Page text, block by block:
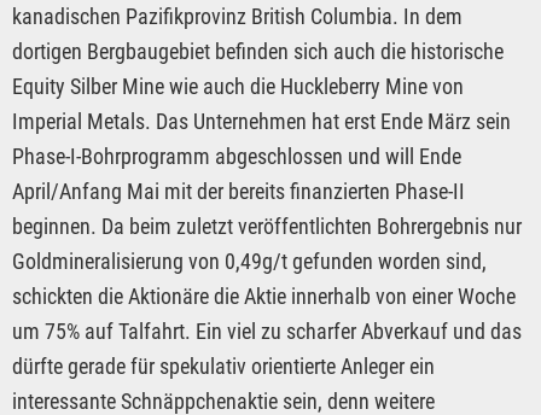
kanadischen Pazifikprovinz British Columbia. In dem
dortigen Bergbaugebiet befinden sich auch die historische
Equity Silber Mine wie auch die Huckleberry Mine von
Imperial Metals. Das Unternehmen hat erst Ende März sein
Phase-I-Bohrprogramm abgeschlossen und will Ende
April/Anfang Mai mit der bereits finanzierten Phase-II
beginnen. Da beim zuletzt veröffentlichten Bohrergebnis nur
Goldmineralisierung von 0,49g/t gefunden worden sind,
schickten die Aktionäre die Aktie innerhalb von einer Woche
um 75% auf Talfahrt. Ein viel zu scharfer Abverkauf und das
dürfte gerade für spekulativ orientierte Anleger ein
interessante Schnäppchenaktie sein, denn weitere